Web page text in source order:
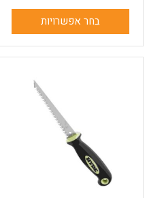
בחר אפשרויות